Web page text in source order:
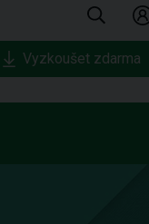
Vyzkoušet zdarma